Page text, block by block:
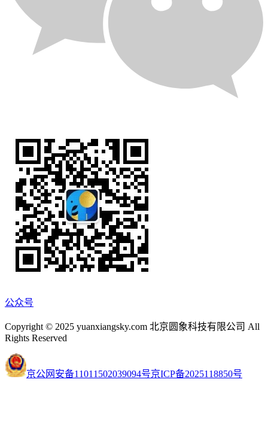
公众号
Copyright © 2025 yuanxiangsky.com 北京圆象科技有限公司 All
Rights Reserved
京公网安备11011502039094号京ICP备2025118850号